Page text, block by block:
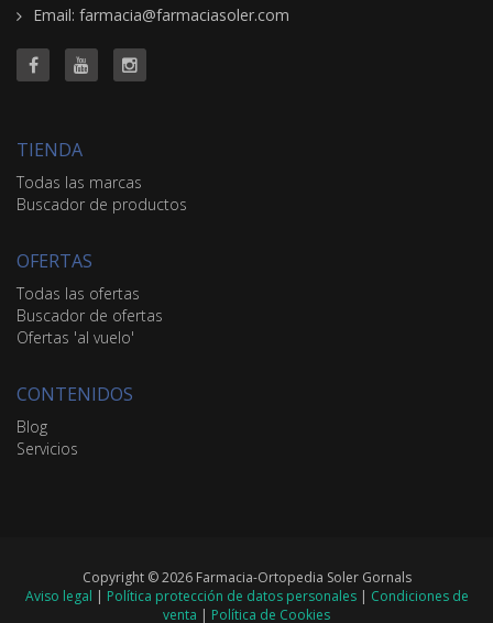
Email: farmacia@farmaciasoler.com
TIENDA
Todas las marcas
Buscador de productos
OFERTAS
Todas las ofertas
Buscador de ofertas
Ofertas 'al vuelo'
CONTENIDOS
Blog
Servicios
Copyright © 2026 Farmacia-Ortopedia Soler Gornals
Aviso legal | Política protección de datos personales| Condiciones de
venta | Política de Cookies